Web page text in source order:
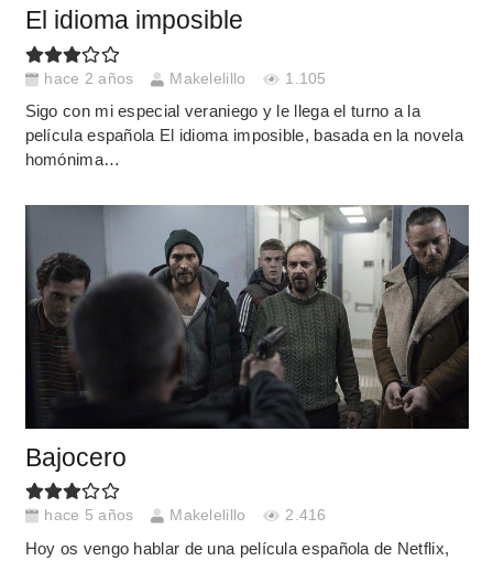
El idioma imposible
hace 2 años Makelelillo 1.105
Sigo con mi especial veraniego y le llega el turno a la
película española El idioma imposible, basada en la novela
homónima…
Bajocero
hace 5 años Makelelillo 2.416
Hoy os vengo hablar de una película española de Netflix,